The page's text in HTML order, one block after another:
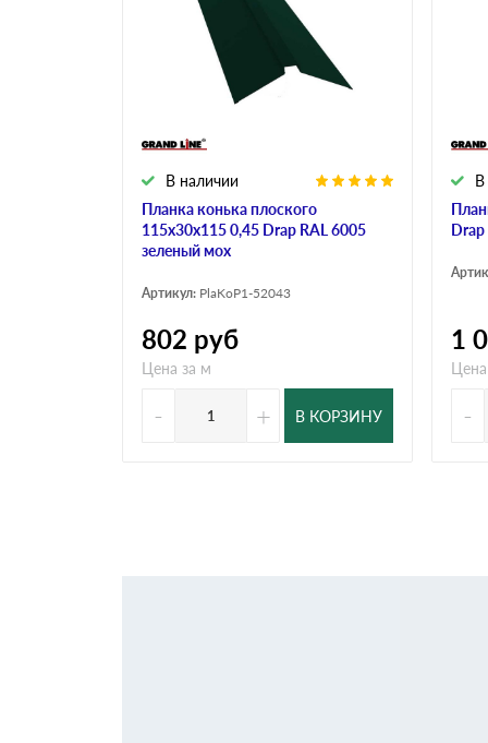
Планка конька плоского
115х30х115 0,45 Drap RAL 6005
зеленый мох
В наличии
Артикул: PlaKoP1-52043
802 руб
Цена за м
- + В КОРЗИНУ
Drap
В
1
-